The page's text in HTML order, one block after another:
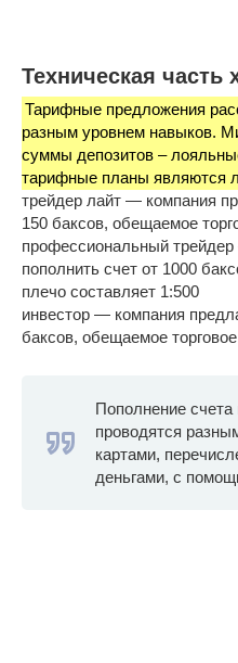
Техническая часть
Тарифные предложения
разным уровнем навыков.
суммы депозитов –
тарифные планы являются
трейдер лайт — компания
150 баксов, обещаемое
профессиональный
пополнить счет от 1000
плечо составляет 1:500
инвестор — компания
баксов, обещаемое
Пополнение
проводятся
картами,
деньгами, с